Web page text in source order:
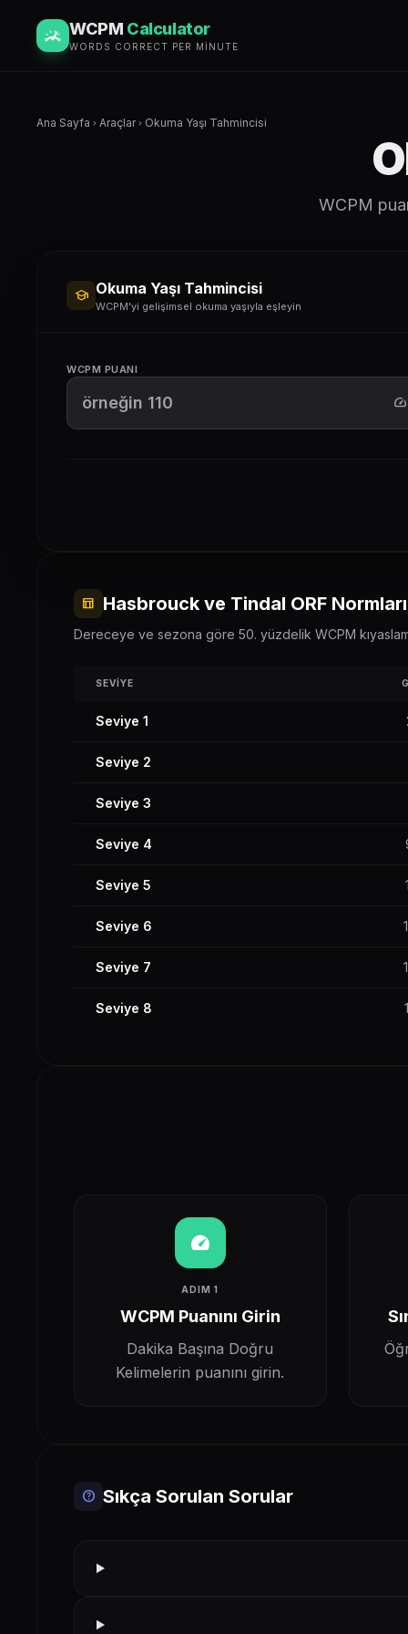
WCPM Calculator
WORDS CORRECT PER MINUTE
Ana Sayfa chevron_right Araçlarchevron_right Okuma Yaşı Tahmincisi
WCPM
school Okuma Yaşı Tahmincisi
WCPM'yi gelişimsel okuma yaşıyla eşleyin
WCPM PUANI
speed
table_chart Hasbrouck ve Tindal ORF Normları
Dereceye ve sezona göre 50. yüzdelik WCPM
SEVIYE
Seviye 1
Seviye 2
Seviye 3
Seviye 4
Seviye 5
Seviye 6
Seviye 7
Seviye 8
speed
ADIM 1
WCPM Puanını Girin
Dakika Başına Doğru
Kelimelerin puanını girin.
help Sıkça Sorulan Sorular